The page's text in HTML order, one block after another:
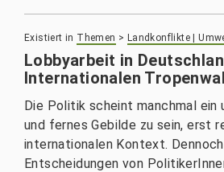
Existiert in Themen > Landkonflikte |
Lobbyarbeit in
Internationalen
Die Politik scheint manchmal ein
und fernes Gebilde zu sein, erst
internationalen Kontext.
Entscheidungen von